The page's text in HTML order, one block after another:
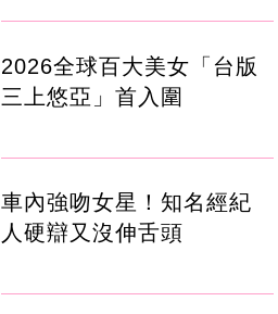
2026全球百大美女「台版
三上悠亞」首入圍
車內強吻女星！知名經紀
人硬辯又沒伸舌頭